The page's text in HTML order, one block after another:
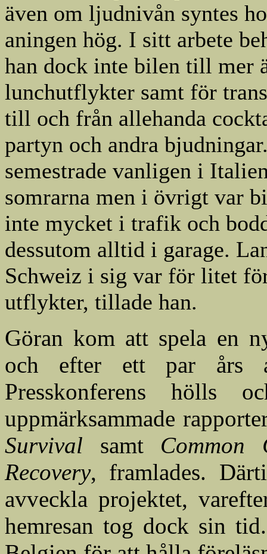
även om ljudnivån syntes
aningen hög. I sitt arbete
han dock inte bilen till mer
lunchutflykter samt för
till och från allehanda
partyn och andra
semestrade vanligen i
somrarna men i övrigt var
inte mycket i trafik och
dessutom alltid i garage.
Schweiz i sig var för litet
utflykter, tillade han.
Göran kom att spela en
och efter ett par års
Presskonferens hölls
uppmärksammade
Survival samt
Recovery, framlades.
avveckla projektet,
hemresan tog dock sin